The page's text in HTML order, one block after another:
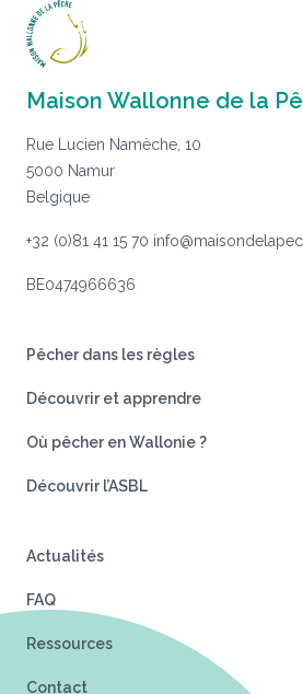
Maison Wallonne de la
Rue Lucien Namèche, 10
5000 Namur
Belgique
+32 (0)81 41 15 70
BE0474966636
Pêcher dans les règles
Découvrir et apprendre
Où pêcher en Wallonie ?
Découvrir l’ASBL
Actualités
FAQ
Ressources
Contact